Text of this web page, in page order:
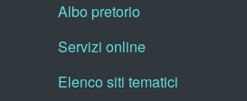
Albo pretorio
Servizi online
Elenco siti tematici